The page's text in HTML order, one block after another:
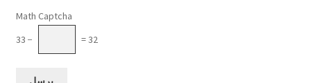
Math Captcha
33 −
= 32